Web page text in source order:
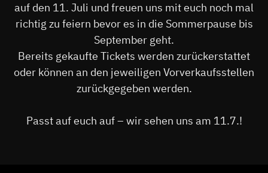
auf den 11. Juli und freuen uns mit euch noch mal
richtig zu feiern bevor es in die Sommerpause bis
September geht.
Bereits gekaufte Tickets werden zurückerstattet
oder können an den jeweiligen Vorverkaufsstellen
zurückgegeben werden.
Passt auf euch auf – wir sehen uns am 11.7.!